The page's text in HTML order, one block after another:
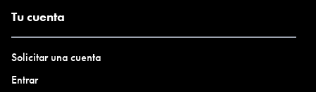
Tu cuenta
Solicitar una cuenta
Entrar